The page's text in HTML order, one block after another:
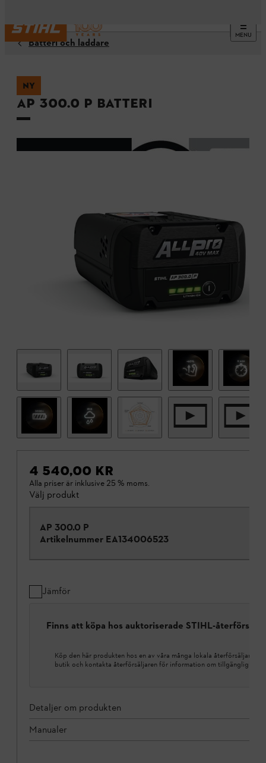
MENU
Batteri och laddare
NY
AP 300.0 P batteri
4 540,00 KR
Alla priser är inklusive 25 % moms.
Välj produkt
AP 300.0 P
Artikelnummer EA134006523
Jämför
Finns att köpa hos auktoriserade STIHL-
Köp den här produkten hos en av våra många lokala återförsäljare.
butik och kontakta återförsäljaren för information om tillgänglighet.
Detaljer om produkten
Manualer